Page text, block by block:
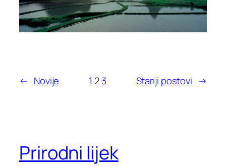
← Novije 1 23 Stariji postovi →
Prirodni lijek